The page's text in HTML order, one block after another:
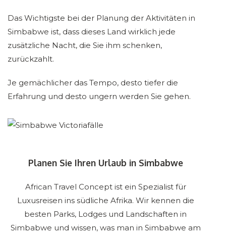
Das Wichtigste bei der Planung der Aktivitäten in
Simbabwe ist, dass dieses Land wirklich jede
zusätzliche Nacht, die Sie ihm schenken,
zurückzahlt.
Je gemächlicher das Tempo, desto tiefer die
Erfahrung und desto ungern werden Sie gehen.
Planen Sie Ihren Urlaub in Simbabwe
African Travel Concept ist ein Spezialist für
Luxusreisen ins südliche Afrika. Wir kennen die
besten Parks, Lodges und Landschaften in
Simbabwe und wissen, was man in Simbabwe am